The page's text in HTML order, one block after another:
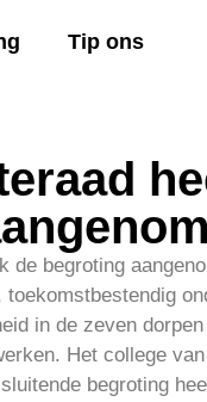
Tip ons
de begroting
in de zeven
Het college
begroting